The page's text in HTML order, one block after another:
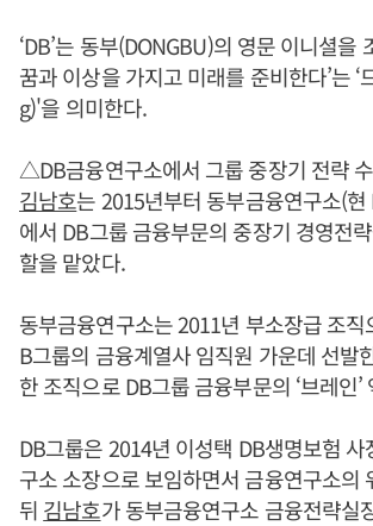
‘DB’는 동부(DONGBU)의 영문 이니셜을
꿈과 이상을 가지고 미래를 준비한다’는
g)'을 의미한다.
△DB금융연구소에서 그룹 중장기 전략
김남호는 2015년부터 동부금융연구소(
에서 DB그룹 금융부문의 중장기 경영전
할을 맡았다.
동부금융연구소는 2011년 부소장급 조직
B그룹의 금융계열사 임직원 가운데 선발
한 조직으로 DB그룹 금융부문의 ‘브레인’
DB그룹은 2014년 이성택 DB생명보험
구소 소장으로 보임하면서 금융연구소의
뒤 김남호가 동부금융연구소 금융전략실